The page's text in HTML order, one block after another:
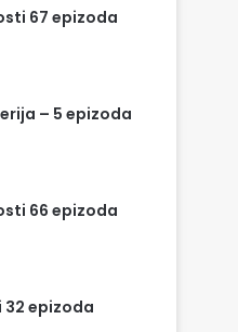
67 epizoda
– 5 epizoda
66 epizoda
32 epizoda